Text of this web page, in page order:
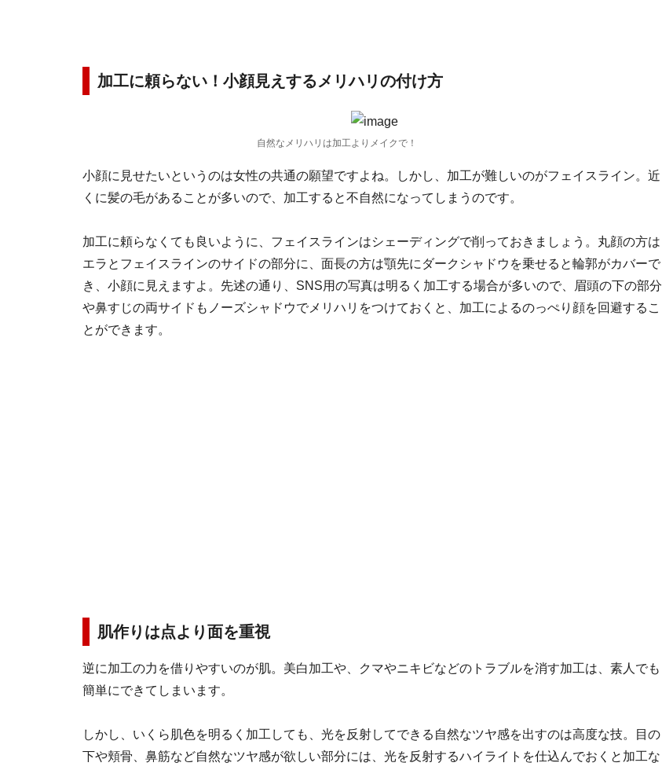
加工に頼らない！小顔見えするメリハリの付け方
自然なメリハリは加工よりメイクで！
小顔に見せたいというのは女性の共通の願望ですよね。しかし、加工が難しいのがフェイスライン。近
くに髪の毛があることが多いので、加工すると不自然になってしまうのです。
加工に頼らなくても良いように、フェイスラインはシェーディングで削っておきましょう。丸顔の方は
エラとフェイスラインのサイドの部分に、面長の方は顎先にダークシャドウを乗せると輪郭がカバーで
き、小顔に見えますよ。先述の通り、SNS用の写真は明るく加工する場合が多いので、眉頭の下の部分
や鼻すじの両サイドもノーズシャドウでメリハリをつけておくと、加工によるのっぺり顔を回避するこ
とができます。
肌作りは点より面を重視
逆に加工の力を借りやすいのが肌。美白加工や、クマやニキビなどのトラブルを消す加工は、素人でも
簡単にできてしまいます。
しかし、いくら肌色を明るく加工しても、光を反射してできる自然なツヤ感を出すのは高度な技。目の
下や頬骨、鼻筋など自然なツヤ感が欲しい部分には、光を反射するハイライトを仕込んでおくと加工な